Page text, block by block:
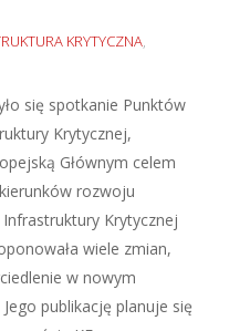
KRYTYCZNA,
się spotkanie Punktów
Krytycznej,
Głównym celem
rozwoju
Krytycznej
wiele zmian,
w nowym
publikację planuje się